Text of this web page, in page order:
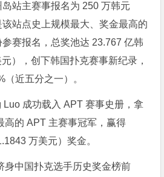
站主赛事报名为 250 万韩元
该站点史上规模最大、奖金最高的
赛报名，总奖池达 23.767 亿韩
），创下韩国扑克赛事新纪录，
近五分之一）。
Luo 成功载入 APT 赛事史册，拿
高的 APT 主赛事冠军，赢得
万美元）奖金。
身中国扑克选手历史奖金榜前